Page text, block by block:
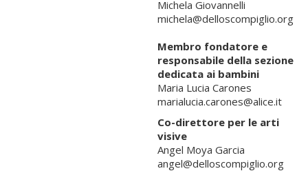
Michela Giovannelli
michela@delloscompiglio.org
Membro fondatore e
responsabile della sezione
dedicata ai bambini
Maria Lucia Carones
marialucia.carones@alice.it
Co-direttore per le arti
visive
Angel Moya Garcia
angel@delloscompiglio.org